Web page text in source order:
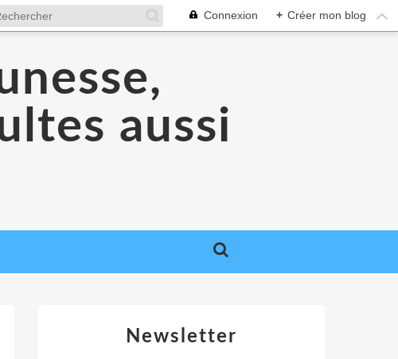
Connexion + Créer mon blog
aussi
Newsletter